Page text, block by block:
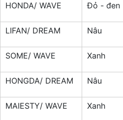
HONDA/ WAVE Đỏ - đen
LIFAN/ DREAM Nâu
SOME/ WAVE Xanh
HONGDA/ DREAM Nâu
MAIESTY/ WAVE Xanh